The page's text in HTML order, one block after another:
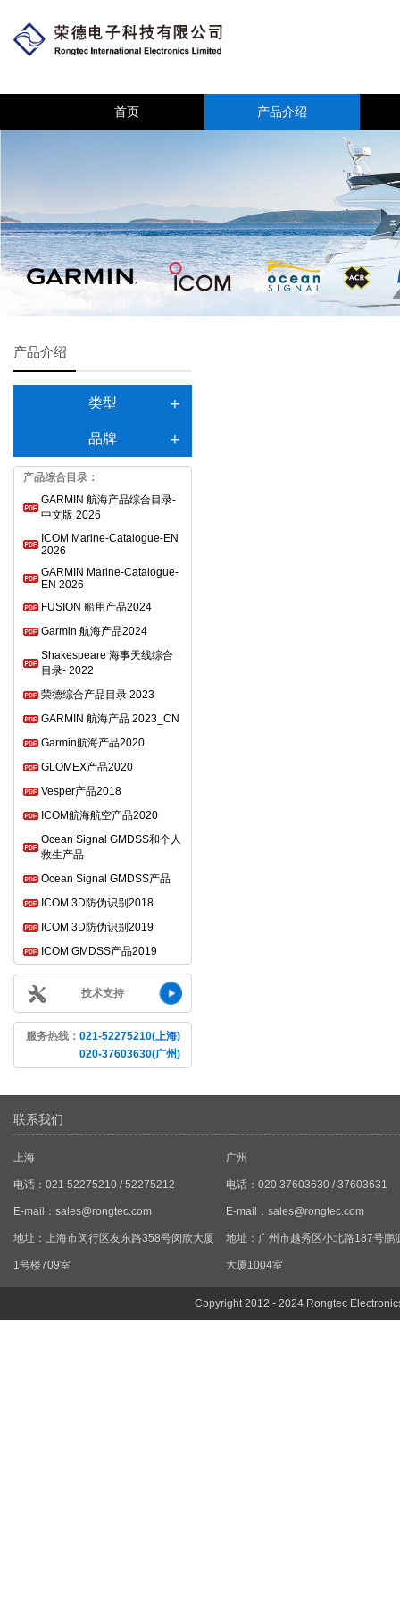
首页 产品介绍
产品介绍
类型
品牌
产品综合目录：
GARMIN 航海产品综合目录-
中文版 2026
ICOM Marine-Catalogue-EN
2026
GARMIN Marine-Catalogue-
EN 2026
FUSION 船用产品2024
Garmin 航海产品2024
Shakespeare 海事天线综合
目录- 2022
荣德综合产品目录 2023
GARMIN 航海产品 2023_CN
Garmin航海产品2020
GLOMEX产品2020
Vesper产品2018
ICOM航海航空产品2020
Ocean Signal GMDSS和个人
救生产品
Ocean Signal GMDSS产品
ICOM 3D防伪识别2018
ICOM 3D防伪识别2019
ICOM GMDSS产品2019
技术支持
服务热线： 021-52275210(上海)
020-37603630(广州)
联系我们
上海
电话：021 52275210 / 52275212
E-mail： sales@rongtec.com
地址：上海市闵行区友东路358号闵欣大厦
1号楼709室
广州
电话：020 37603630 / 37603631
E-mail： sales@rongtec.com
地址：广州市越秀区小北路187号鹏
大厦1004室
Copyright 2012 - 2024 Rongtec